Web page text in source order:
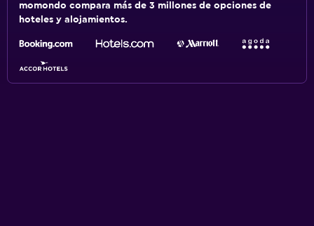
momondo compara más de 3 millones de opciones de
hoteles y alojamientos.